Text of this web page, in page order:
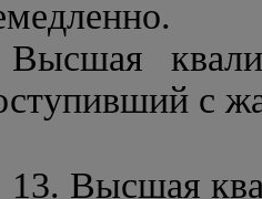
Высшая
с
13. Высшая